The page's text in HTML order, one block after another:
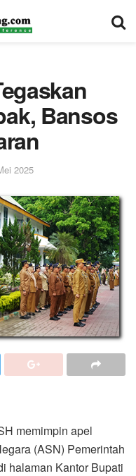
Bansos
2025
memimpin apel
(ASN) Pemerintah
halaman Kantor Bupati